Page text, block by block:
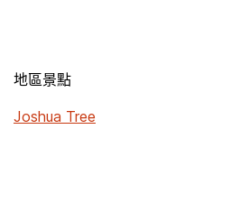
地區景點
Joshua Tree